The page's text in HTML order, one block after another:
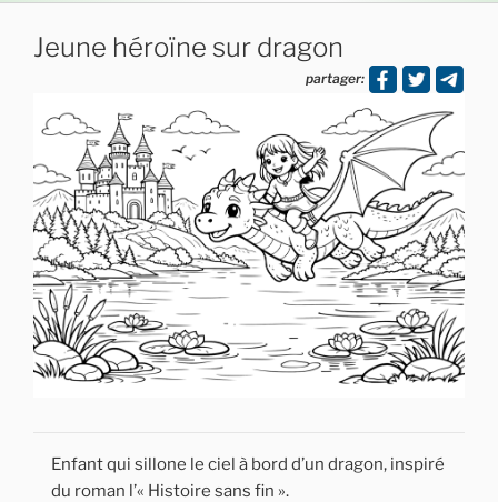
Jeune héroïne sur dragon
partager:
Enfant qui sillone le ciel à bord d’un dragon, inspiré
du roman l’« Histoire sans fin ».